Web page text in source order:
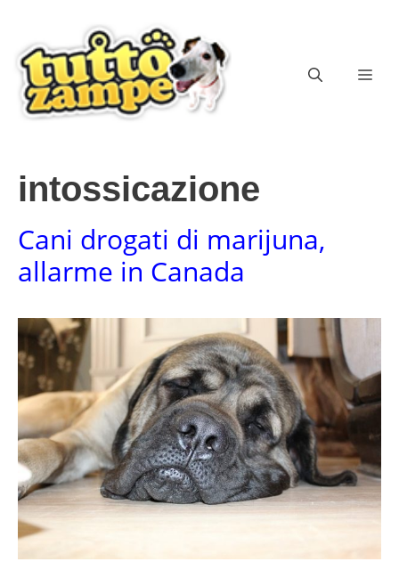
contenuto
intossicazione
Cani drogati di marijuna,
allarme in Canada